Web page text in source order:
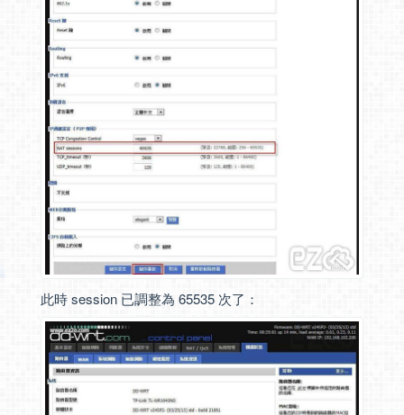
此時 session 已調整為 65535 次了：